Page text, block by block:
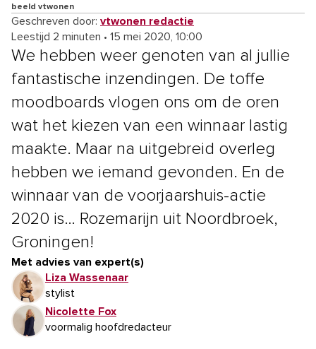
beeld vtwonen
Geschreven door: vtwonen redactie
Leestijd 2 minuten • 15 mei 2020, 10:00
We hebben weer genoten van al jullie
fantastische inzendingen. De toffe
moodboards vlogen ons om de oren
wat het kiezen van een winnaar lastig
maakte. Maar na uitgebreid overleg
hebben we iemand gevonden. En de
winnaar van de voorjaarshuis-actie
2020 is… Rozemarijn uit Noordbroek,
Groningen!
Met advies van expert(s)
Liza Wassenaar
stylist
Nicolette Fox
voormalig hoofdredacteur